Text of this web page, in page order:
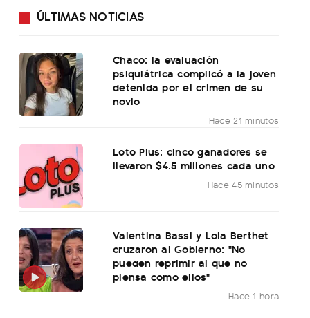
ÚLTIMAS NOTICIAS
Chaco: la evaluación
psiquiátrica complicó a la joven
detenida por el crimen de su
novio
Hace 21 minutos
Loto Plus: cinco ganadores se
llevaron $4.5 millones cada uno
Hace 45 minutos
Valentina Bassi y Lola Berthet
cruzaron al Gobierno: "No
pueden reprimir al que no
piensa como ellos"
Hace 1 hora